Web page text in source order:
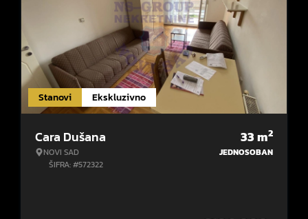
Stanovi Ekskluzivno
Cara Dušana
NOVI SAD
ŠIFRA: #572322
33m2
JEDNOSOBAN